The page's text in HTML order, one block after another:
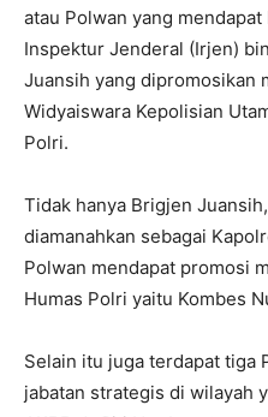
atau Polwan yang
Inspektur Jenderal (Irjen)
Juansih yang dipromosikan
Widyaiswara Kepolisian
Polri.
Tidak hanya Brigjen
diamanahkan sebagai
Polwan mendapat promosi
Humas Polri yaitu Kombes
Selain itu juga terdapat tiga
jabatan strategis di wilayah